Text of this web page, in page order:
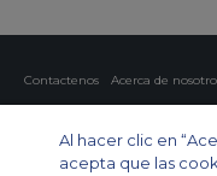
Contactenos Acerca de
Chárter privado
Chárter para
Al hacer clic en
acepta que las